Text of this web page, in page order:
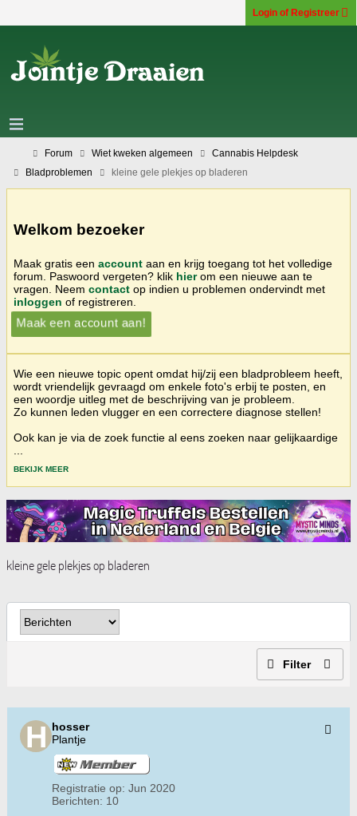
Login of Registreer
Forum Wiet kweken algemeen
Cannabis Helpdesk
Bladproblemen
kleine gele plekjes op bladeren
Welkom bezoeker
Maak gratis een account aan en krijg toegang tot het volledige
forum. Paswoord vergeten? klik hierom een nieuwe aan te
vragen. Neem contact op indien u problemen ondervindt met
inloggen of registreren.
Maak een account aan!
Wie een nieuwe topic opent omdat hij/zij een bladprobleem heeft,
wordt vriendelijk gevraagd om enkele foto's erbij te posten, en
een woordje uitleg met de beschrijving van je probleem.
Zo kunnen leden vlugger en een correctere diagnose stellen!
Ook kan je via de zoek functie al eens zoeken naar gelijkaardige
BEKIJK MEER
kleine gele plekjes op bladeren
Filter
hosser
Plantje
Registratie op: Jun 2020
Berichten: 10